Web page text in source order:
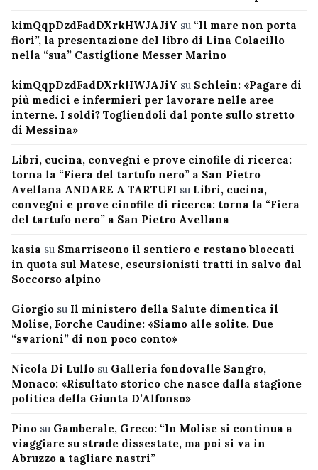
kimQqpDzdFadDXrkHWJAJiY su “Il mare non porta
fiori”, la presentazione del libro di Lina Colacillo
nella “sua” Castiglione Messer Marino
kimQqpDzdFadDXrkHWJAJiY su Schlein: «Pagare di
più medici e infermieri per lavorare nelle aree
interne. I soldi? Togliendoli dal ponte sullo stretto
di Messina»
Libri, cucina, convegni e prove cinofile di ricerca:
torna la “Fiera del tartufo nero” a San Pietro
Avellana ANDARE A TARTUFI su Libri, cucina,
convegni e prove cinofile di ricerca: torna la “Fiera
del tartufo nero” a San Pietro Avellana
kasia su Smarriscono il sentiero e restano bloccati
in quota sul Matese, escursionisti tratti in salvo dal
Soccorso alpino
Giorgio su Il ministero della Salute dimentica il
Molise, Forche Caudine: «Siamo alle solite. Due
“svarioni” di non poco conto»
Nicola Di Lullo su Galleria fondovalle Sangro,
Monaco: «Risultato storico che nasce dalla stagione
politica della Giunta D’Alfonso»
Pino su Gamberale, Greco: “In Molise si continua a
viaggiare su strade dissestate, ma poi si va in
Abruzzo a tagliare nastri”